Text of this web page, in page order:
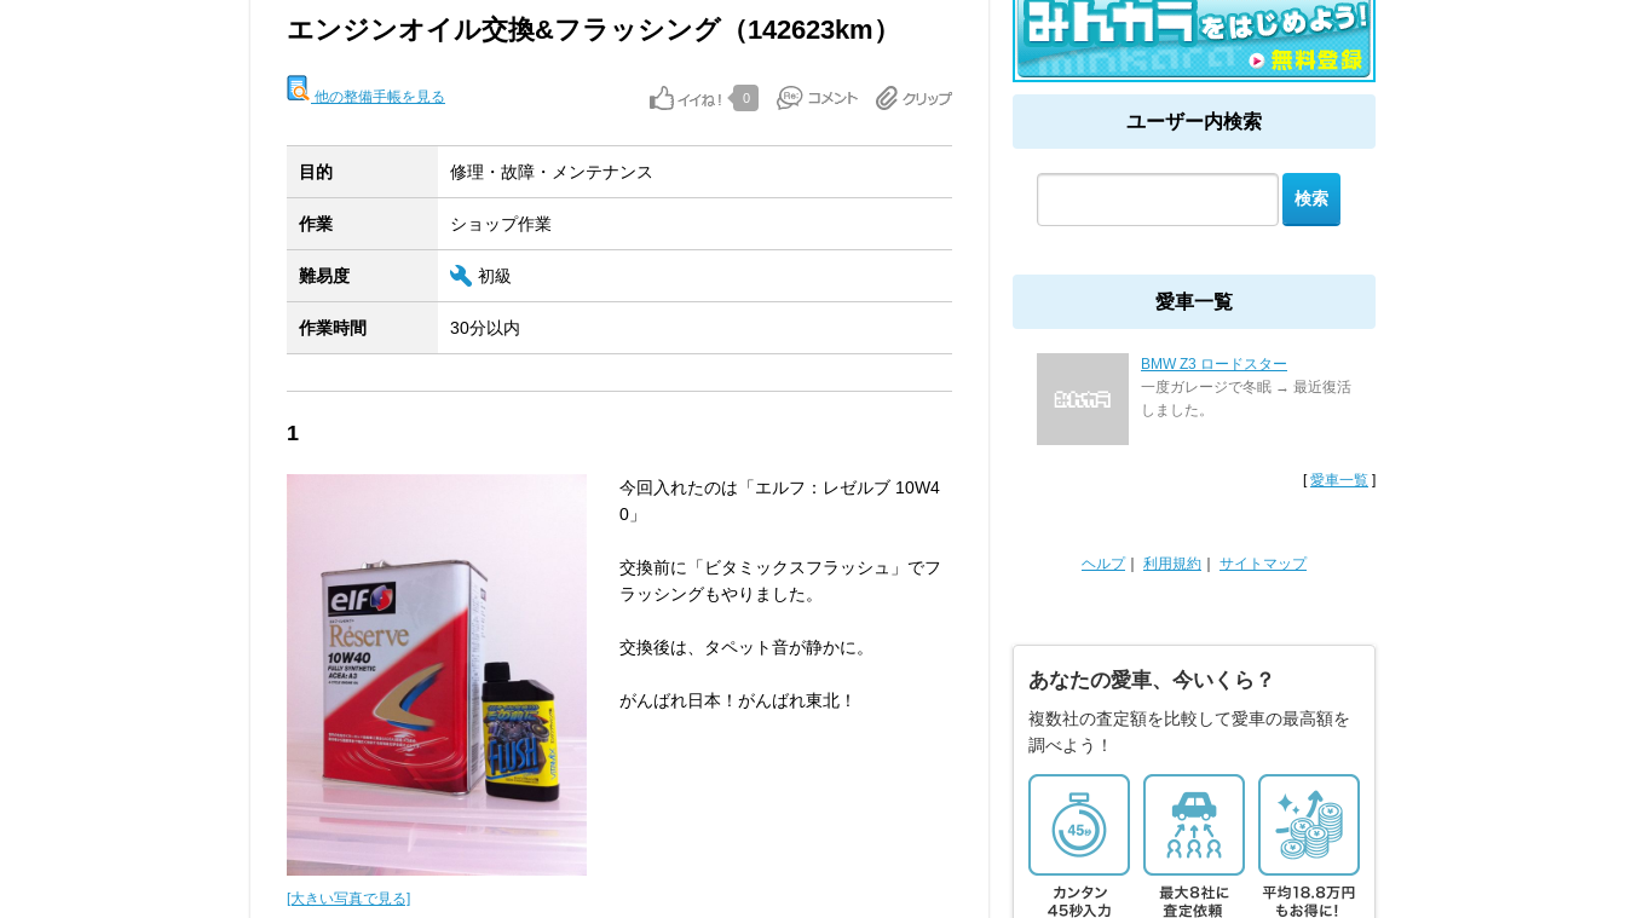
エンジンオイル交換&フラッシング（142623km）
他の整備手帳を見る 0
目的 修理・故障・メンテナンス
作業 ショップ作業
難易度 初級
作業時間 30分以内
1
[大きい写真で見る]
今回入れたのは「エルフ：レゼルブ 10W4
0」
交換前に「ビタミックスフラッシュ」でフ
ラッシングもやりました。
交換後は、タペット音が静かに。
がんばれ日本！がんばれ東北！
ユーザー内検索
愛車一覧
BMW Z3 ロードスター
一度ガレージで冬眠 → 最近復活
しました。
[愛車一覧 ]
ヘルプ｜ 利用規約 サイトマップ
あなたの愛車、今いくら？
複数社の査定額を比較して愛車の最高額を
調べよう！